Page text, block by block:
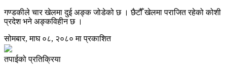
गण्डकीले चार खेलमा दुई अङ्क जोडेको छ । छैटौँ खेलमा पराजित रहेको कोशी
प्रदेश भने अङ्कविहीन छ ।
सोमबार, माघ ०८, २०८० मा प्रकाशित
तपाईको प्रतिक्रिया